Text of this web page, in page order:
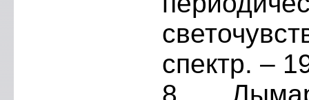
спектр. –